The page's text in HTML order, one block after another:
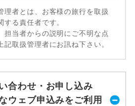
者とは、お客様の旅行を取扱
する責任者です。
担当者からの説明にご不明な点
記取扱管理者にお訊ね下さい。
合わせ・お申し込み
ウェブ申込みをご利用